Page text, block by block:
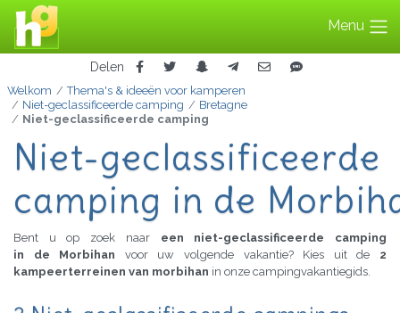
Menu
Delen
Welkom
Thema's & ideeën voor kamperen
Niet-geclassificeerde camping
Bretagne
Niet-geclassificeerde camping
Niet-geclassificeerde
camping in de
Bent u op zoek naar een niet-geclassificeerde camping
in de Morbihan voor uw volgende vakantie? Kies uit de 2
kampeerterreinen van morbihan in onze campingvakantiegids.